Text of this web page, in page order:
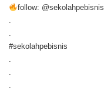
follow: @sekolahpebisnis
.⁣
.⁣
#sekolahpebisnis⁣
.⁣
.⁣
.⁣